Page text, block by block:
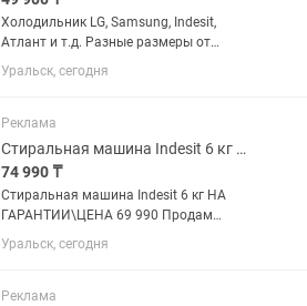
Холодильник LG, Samsung, Indesit,
Атлант и т.д. Разные размеры от
маленького данного до большого двух
метрового. Всё холодильники
обслужены. Резинки целые, дверцы
хорошо...
Уральск, сегодня
Реклама
Стиральная машина Indesit 6 кг НА ГАРАНТИИ
74 990 ₸
Стиральная машина Indesit 6 кг НА
ГАРАНТИИ\ЦЕНА 69 990 Продам
стиральную машину Indesit 6 кг узкая
НА ГАРАНТИИ В отличном состоянии,
произведена профилактика, чистка
Уральск, сегодня
Реклама